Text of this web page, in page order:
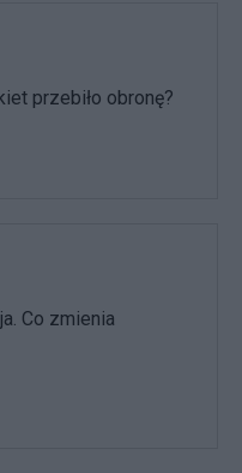
przebiło obronę?
Co zmienia